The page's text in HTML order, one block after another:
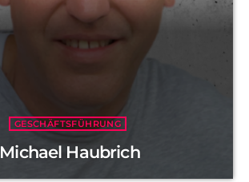
GESCHÄFTSFÜHRUNG
Michael Haubrich